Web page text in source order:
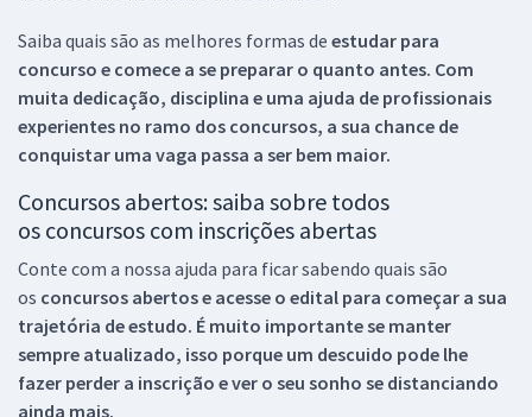
Saiba quais são as melhores formas de estudar para
concurso e comece a se preparar o quanto antes. Com
muita dedicação, disciplina e uma ajuda de profissionais
experientes no ramo dos concursos, a sua chance de
conquistar uma vaga passa a ser bem maior.
Concursos abertos: saiba sobre todos
os concursos com inscrições abertas
Conte com a nossa ajuda para ficar sabendo quais são
os concursos abertos e acesse o edital para começar a sua
trajetória de estudo. É muito importante se manter
sempre atualizado, isso porque um descuido pode lhe
fazer perder a inscrição e ver o seu sonho se distanciando
ainda mais.